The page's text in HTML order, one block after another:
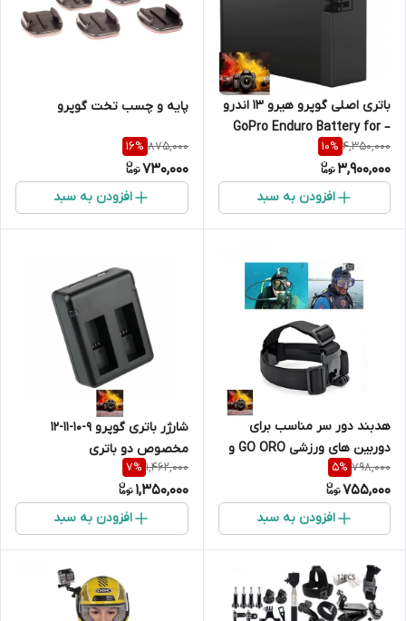
باتری اصلی گوپرو هیرو 13 اندرو
– GoPro Enduro Battery for
HERO13 { اصلی شرکتی }
4,350,000
10%
3,900,000
افزودن به سبد
پایه و چسب تخت گوپرو
875,000
16%
730,000
افزودن به سبد
هدبند دور سر مناسب برای
دوربین های ورزشی GO ORO و
EKEN
798,000
5%
755,000
افزودن به سبد
شارژر باتری گوپرو 9-10-11-12
مخصوص دو باتری
1,462,000
7%
1,350,000
افزودن به سبد